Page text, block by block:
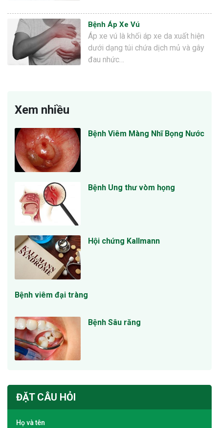
Bệnh Áp Xe Vú
Áp xe vú là khối áp xe da xuất hiện
dưới dạng túi chứa dịch mủ và gây
đau nhức…
Xem nhiều
Bệnh Viêm Màng Nhĩ Bọng Nước
Bệnh Ung thư vòm họng
Hội chứng Kallmann
Bệnh viêm đại tràng
Bệnh Sâu răng
ĐẶT CÂU HỎI
Họ và tên